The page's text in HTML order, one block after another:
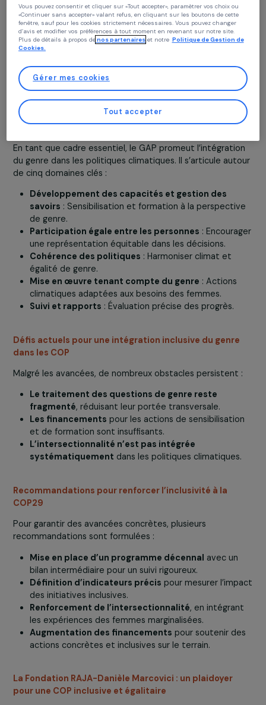
soulignant des défis à relever tels que l’insuffisance
des engage-ments climatiques nationaux (pointant
l’écart entre les ambitions déclarées et les actions
nécessaires afin de limiter le réchauffement
particulièrement des régions les plus vulnérables
au changement climatique.
Malgré ces progrès, la participation des femmes à la
dernière COP29 ne représentait que 36 % et
restait insuffisante.
Le Plan d’Action de Genre (GAP) : cinq domaines
prioritaires
En tant que cadre essentiel, le GAP promeut
du genre dans les politiques climatiques. Il s’articule
de cinq domaines clés :
Développement des capacités et gestion des
savoirs: Sensibilisation et formation à la
de genre.
une représentation équitable dans les décisions.
Cohérence des politiques
Mise en œuvre tenant compte du genre: Actions
climatiques adaptées aux besoins des femmes.
Suivi et rapports: Évaluation précise des progrès.
Défis actuels pour une intégration inclusive du genre
dans les COP
Le traitement des questions de genre reste
Les financementspour les actions de
L’intersectionnalité n’est pas intégrée
systématiquement dans les politiques
Recommandations pour renforcer l’inclusivité à la
COP29
Pour garantir des avancées concrètes, plusieurs
Mise en place d’un programme décennalavec un
bilan intermédiaire pour un suivi rigoureux.
Chez RAJA nous utilisons des cookies avec nos partenaires pour améliorer
expérience sur notre site et notre blog. Cela nous permet de vous proposer
contenus personnalisés adaptés à votre profil et de fonctionnalités
performantes, des publicités au plus près de vos besoins, et de collecter des
données de trafic pour améliorer la qualité de notre site.
Vous pouvez consentir et cliquer sur «Tout accepter», paramètrer vos choix ou
«Continuer sans accepter» valant refus, en cliquant sur les boutons de cette
fenêtre, sauf pour les cookies strictement nécessaires. Vous pouvez changer
d’avis et modifier vos préférences à tout moment en revenant sur notre site.
Plus de détails à propos denos partenaires
Politique de Gestion
Cookies.
Gérer mes cookies
Tout accepter